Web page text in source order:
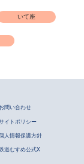
いて座
問い合わせ
イトポリシー
人情報保護方針
道むすめ公式X